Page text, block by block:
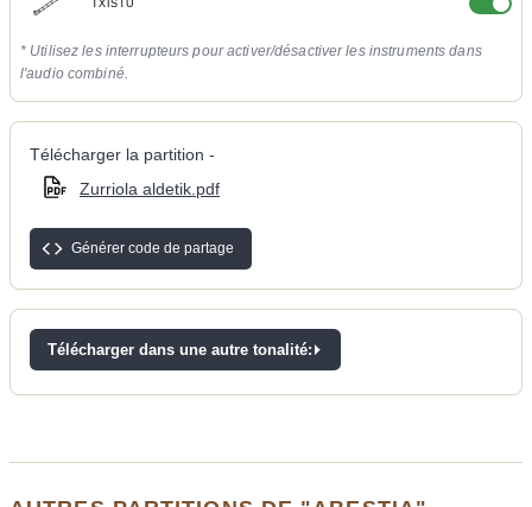
TXISTU
* Utilisez les interrupteurs pour activer/désactiver les instruments dans
l'audio combiné.
Télécharger la partition -
Zurriola aldetik.pdf
Générer code de partage
Télécharger dans une autre tonalité: